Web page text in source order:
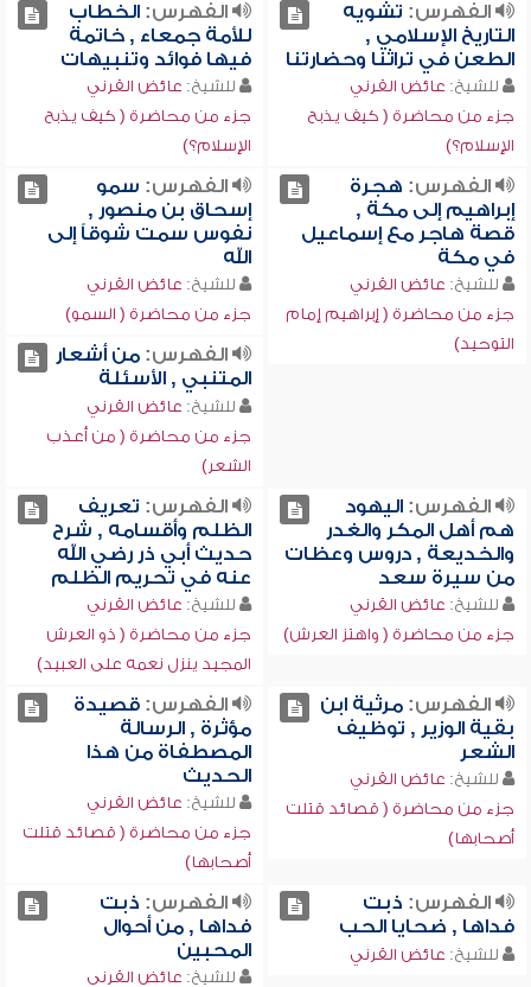
الفهرس: تشويه
التاريخ الإسلامي ,
الطعن في تراثنا وحضارتنا
للشيخ: عائض القرني
جزء من محاضرة ( كيف يذبح
الإسلام؟)
الفهرس:الخطاب
للأمة جمعاء , خاتمة
فيها فوائد وتنبيهات
للشيخ: عائض القرني
جزء من محاضرة ( كيف يذبح
الإسلام؟)
الفهرس: هجرة
إبراهيم إلى مكة ,
قصة هاجر مع إسماعيل
في مكة
للشيخ: عائض القرني
جزء من محاضرة ( إبراهيم إمام
التوحيد)
الفهرس: سمو
إسحاق بن منصور ,
نفوس سمت شوقاً إلى
الله
للشيخ: عائض القرني
جزء من محاضرة ( السمو)
الفهرس:من أشعار
المتنبي , الأسئلة
للشيخ: عائض القرني
جزء من محاضرة ( من أعذب
الشعر)
الفهرس:اليهود
هم أهل المكر والغدر
والخديعة , دروس وعظات
من سيرة سعد
للشيخ: عائض القرني
جزء من محاضرة ( واهتز العرش)
الفهرس: تعريف
الظلم وأقسامه , شرح
حديث أبي ذر رضي الله
عنه في تحريم الظلم
للشيخ: عائض القرني
جزء من محاضرة ( ذو العرش
المجيد ينزل نعمه على العبيد)
الفهرس:مرثية ابن
بقية الوزير , توظيف
الشعر
للشيخ: عائض القرني
جزء من محاضرة ( قصائد قتلت
أصحابها)
الفهرس:قصيدة
مؤثرة , الرسالة
المصطفاة من هذا
الحديث
للشيخ: عائض القرني
جزء من محاضرة ( قصائد قتلت
أصحابها)
الفهرس: ذبت
فداها , ضحايا الحب
للشيخ: عائض القرني
الفهرس: ذبت
فداها , من أحوال
المحبين
للشيخ: عائض القرني